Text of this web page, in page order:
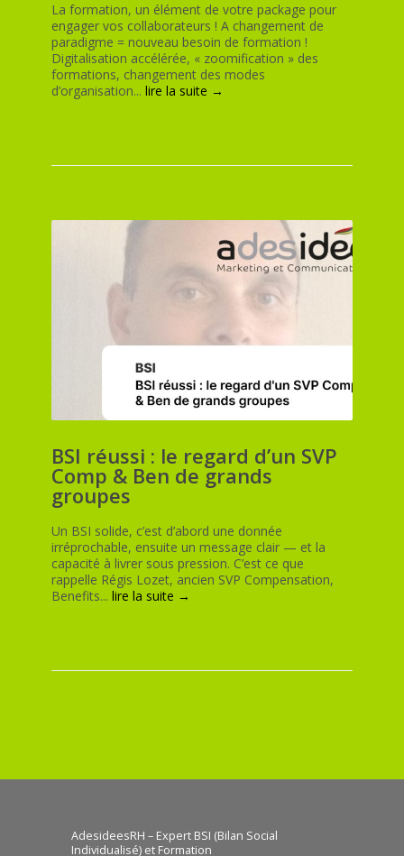
La formation, un élément de votre package pour
engager vos collaborateurs ! A changement de
paradigme = nouveau besoin de formation !
Digitalisation accélérée, « zoomification » des
formations, changement des modes
d’organisation...lire la suite →
BSI réussi : le regard d’un SVP
Comp & Ben de grands
groupes
Un BSI solide, c’est d’abord une donnée
irréprochable, ensuite un message clair — et la
capacité à livrer sous pression. C’est ce que
rappelle Régis Lozet, ancien SVP Compensation,
Benefits...lire la suite →
AdesideesRH – Expert BSI (Bilan Social
Individualisé) et Formation